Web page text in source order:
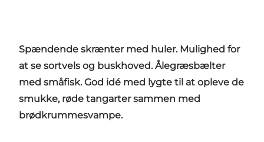
Spændende skrænter med huler. Mulighed for
at se sortvels og buskhoved. Ålegræsbælter
med småfisk. God idé med lygte til at opleve de
smukke, røde tangarter sammen med
brødkrummesvampe.